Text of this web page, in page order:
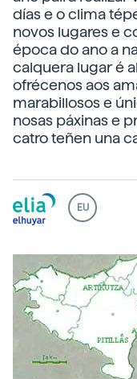
días e o clima
novos lugares e
época do ano a
calquera lugar é
ofrécenos aos
marabillosos e
nosas páxinas e
catro teñen una
EU